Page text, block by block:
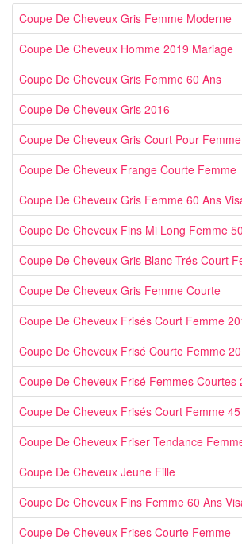
Coupe De Cheveux Gris Femme Moderne
Coupe De Cheveux Homme 2019 Mariage
Coupe De Cheveux Gris Femme 60 Ans
Coupe De Cheveux Gris 2016
Coupe De Cheveux Gris Court Pour Femme
Coupe De Cheveux Frange Courte Femme
Coupe De Cheveux Gris Femme 60 Ans
Coupe De Cheveux Fins Mi Long Femme
Coupe De Cheveux Gris Blanc Trés Court
Coupe De Cheveux Gris Femme Courte
Coupe De Cheveux Frisés Court Femme
Coupe De Cheveux Frisé Courte Femme
Coupe De Cheveux Frisé Femmes Courtes
Coupe De Cheveux Frisés Court Femme
Coupe De Cheveux Friser Tendance
Coupe De Cheveux Jeune Fille
Coupe De Cheveux Fins Femme 60 Ans
Coupe De Cheveux Frises Courte Femme